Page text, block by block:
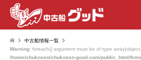
中古船情報一覧
Warning: foreach() argument must be of type
/home/chukosen/chukosen-good.com/public_html/